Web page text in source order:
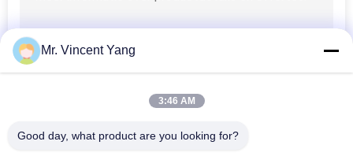
De Palletkooi van
het draadnetwerk
Mr. Vincent Yang
3:46 AM
Good day, what product are you looking for?